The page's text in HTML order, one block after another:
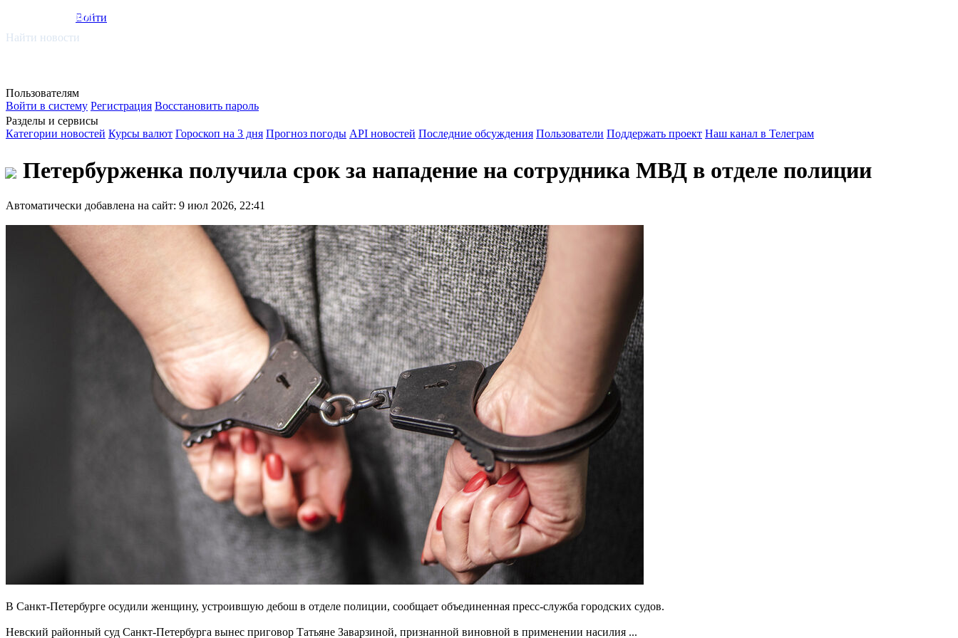
smi.mobi
Войти
Найти новости
Пользователям
Войти в систему Регистрация Восстановить пароль
Разделы и сервисы
Категории новостей Курсы валют Гороскоп на 3 дня Прогноз погоды API новостей Последние обсуждения Пользователи Поддержать проект Наш канал в Телеграм
Петербурженка получила срок за нападение на сотрудника МВД в отделе полиции
Автоматически добавлена на сайт: 9 июл 2026, 22:41
В Санкт-Петербурге осудили женщину, устроившую дебош в отделе полиции, сообщает объединенная пресс-служба городских судов.
Невский районный суд Санкт-Петербурга вынес приговор Татьяне Заварзиной, признанной виновной в применении насилия ...